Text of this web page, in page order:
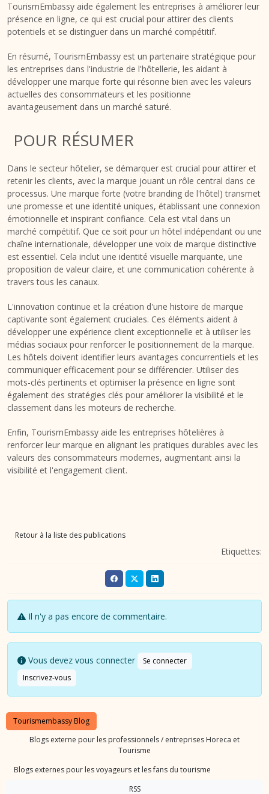
TourismEmbassy aide également les entreprises à améliorer leur
présence en ligne, ce qui est crucial pour attirer des clients
potentiels et se distinguer dans un marché compétitif​​.
En résumé, TourismEmbassy est un partenaire stratégique pour
les entreprises dans l'industrie de l'hôtellerie, les aidant à
développer une marque forte qui résonne bien avec les valeurs
actuelles des consommateurs et les positionne
avantageusement dans un marché saturé.
POUR RÉSUMER
Dans le secteur hôtelier, se démarquer est crucial pour attirer et
retenir les clients, avec la marque jouant un rôle central dans ce
processus. Une marque forte (votre branding de l'hôtel) transmet
une promesse et une identité uniques, établissant une connexion
émotionnelle et inspirant confiance. Cela est vital dans un
marché compétitif. Que ce soit pour un hôtel indépendant ou une
chaîne internationale, développer une voix de marque distinctive
est essentiel. Cela inclut une identité visuelle marquante, une
proposition de valeur claire, et une communication cohérente à
travers tous les canaux.
L'innovation continue et la création d'une histoire de marque
captivante sont également cruciales. Ces éléments aident à
développer une expérience client exceptionnelle et à utiliser les
médias sociaux pour renforcer le positionnement de la marque.
Les hôtels doivent identifier leurs avantages concurrentiels et les
communiquer efficacement pour se différencier. Utiliser des
mots-clés pertinents et optimiser la présence en ligne sont
également des stratégies clés pour améliorer la visibilité et le
classement dans les moteurs de recherche.
Enfin, TourismEmbassy aide les entreprises hôtelières à
renforcer leur marque en alignant les pratiques durables avec les
valeurs des consommateurs modernes, augmentant ainsi la
visibilité et l'engagement client.
Retour à la liste des publications
Etiquettes:
Il n'y a pas encore de commentaire.
Vous devez vous connecter
Se connecter
Inscrivez-vous
Tourismembassy Blog
Blogs externe pour les professionnels / entreprises Horeca et
Tourisme
Blogs externes pour les voyageurs et les fans du tourisme
RSS